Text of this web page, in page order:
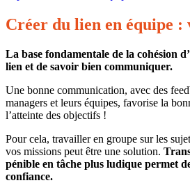
Créer du lien en équipe :
La base fondamentale de la cohésion
lien et de savoir bien communiquer.
Une bonne communication, avec des
managers et leurs équipes, favorise la
l’atteinte des objectifs !
Pour cela, travailler en groupe sur les
vos missions peut être une solution.
pénible en tâche plus ludique permet
confiance.